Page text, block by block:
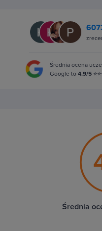
Średnia ocena
Google to 4.9/5
Średnia